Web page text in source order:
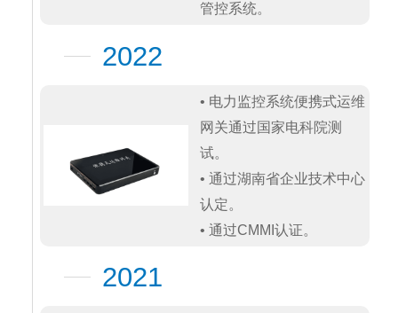
管控系统。
2022
• 电力监控系统便携式运维
网关通过国家电科院测
试。
• 通过湖南省企业技术中心
认定。
• 通过CMMI认证。
2021